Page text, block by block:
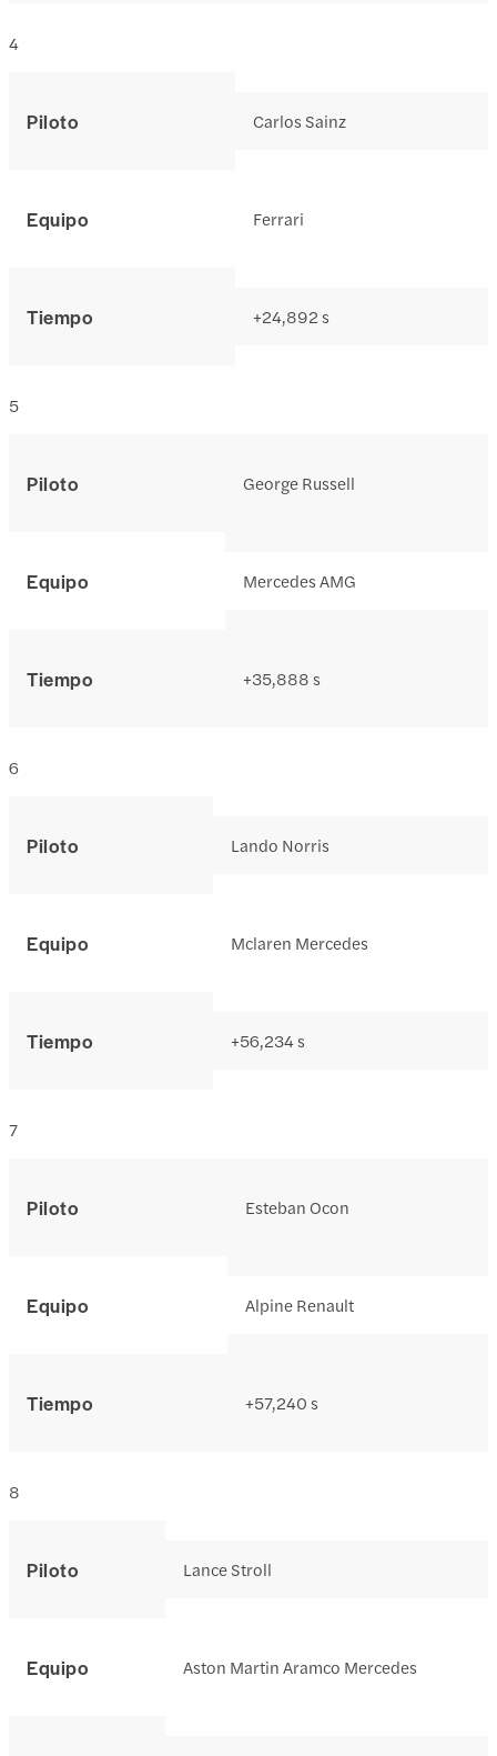
Piloto
Equipo
Tiempo
4
Carlos Sainz
Ferrari
+24,892 s
Piloto
Equipo
Tiempo
5
George Russell
Mercedes AMG
+35,888 s
Piloto
Equipo
Tiempo
6
Lando Norris
Mclaren Mercedes
+56,234 s
Piloto
Equipo
Tiempo
7
Esteban Ocon
Alpine Renault
+57,240 s
Piloto
Equipo
8
Lance Stroll
Aston Martin Aramco Mercedes